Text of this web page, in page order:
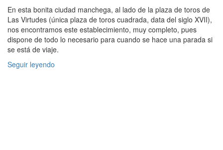
En esta bonita ciudad manchega, al lado de la plaza de toros de
Las Virtudes (única plaza de toros cuadrada, data del siglo XVII),
nos encontramos este establecimiento, muy completo, pues
dispone de todo lo necesario para cuando se hace una parada si
se está de viaje.
Seguir leyendo